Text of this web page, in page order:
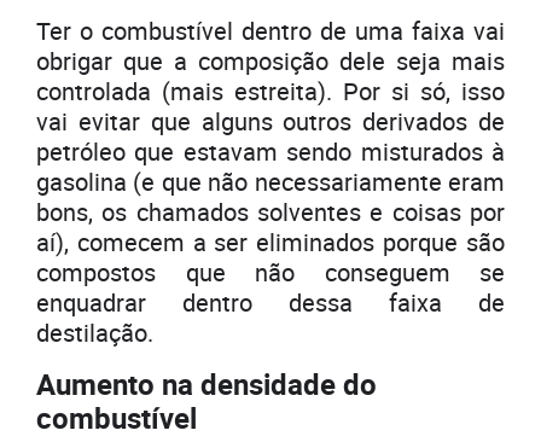
Ter o combustível dentro de uma faixa vai
obrigar que a composição dele seja mais
controlada (mais estreita). Por si só, isso
vai evitar que alguns outros derivados de
petróleo que estavam sendo misturados à
gasolina (e que não necessariamente eram
bons, os chamados solventes e coisas por
aí), comecem a ser eliminados porque são
compostos que não conseguem se
enquadrar dentro dessa faixa de
destilação.
Aumento na densidade do
combustível